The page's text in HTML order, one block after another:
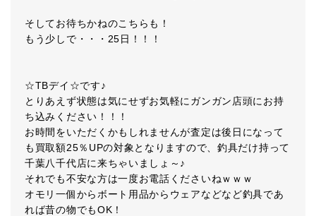
そしてお待ちかねのこちらも！
もう少しで・・・25日！！！
☆TBデイ☆です♪
とりあえず状態は気にせずお気軽にガンガン店頭にお持
ち込みください！！！
お時間をいただくかもしれませんが査定は後日になって
も買取額25％UPの対象となりますので、釣具だけ持って
千葉八千代店に来ちゃいましょ～♪
それでも不安な方は一度お電話くださいねｗｗｗ
オモリ一個からボート用品からウェアなどなど釣具であ
れば昔の物でもOK！